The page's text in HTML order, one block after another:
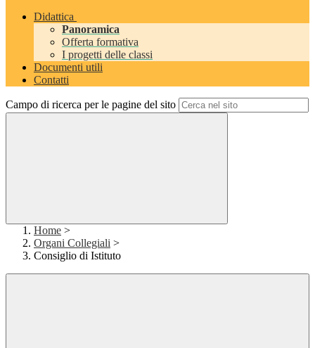
Didattica
Panoramica
Offerta formativa
I progetti delle classi
Documenti utili
Contatti
Campo di ricerca per le pagine del sito
Home >
Organi Collegiali >
Consiglio di Istituto